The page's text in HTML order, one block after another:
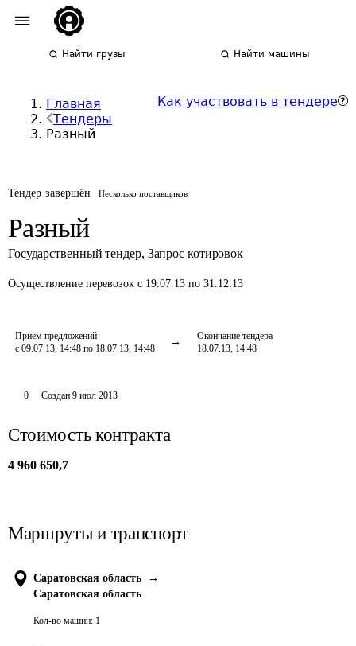
Найти грузы Найти машины
Главная
Тендеры
Разный
Как участвовать в тендере
Тендер завершён Несколько поставщиков
Разный
Государственный тендер, Запрос котировок
Осуществление перевозок с 19.07.13 по 31.12.13
Приём предложений
с 09.07.13, 14:48 по 18.07.13, 14:48
Окончание тендера
18.07.13, 14:48
0 Создан 9 июл 2013
Стоимость контракта
4 960 650,7
Маршруты и транспорт
Саратовская область
→
Саратовская область
Кол-во машин: 1